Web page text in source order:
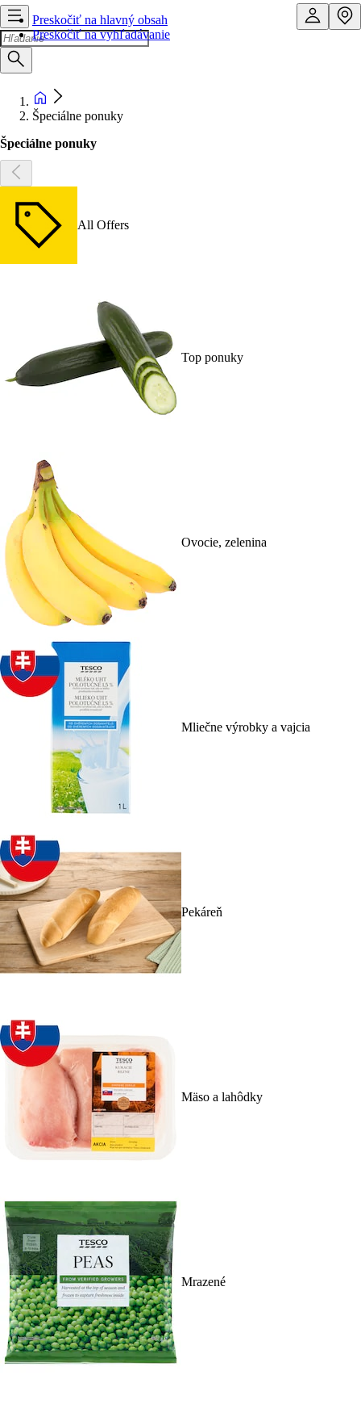
Preskočiť na hlavný obsah
Preskočiť na vyhľadávanie
Špeciálne ponuky
Špeciálne ponuky
All Offers
Top ponuky
Ovocie, zelenina
Mliečne výrobky a vajcia
Pekáreň
Mäso a lahôdky
Mrazené